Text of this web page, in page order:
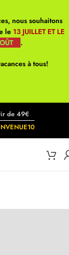
nous souhaitons
le 13 JUILLET ET LE
.
à tous!
de 49€